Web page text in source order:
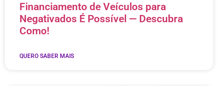
Financiamento de Veículos para
Negativados É Possível — Descubra
Como!
QUERO SABER MAIS